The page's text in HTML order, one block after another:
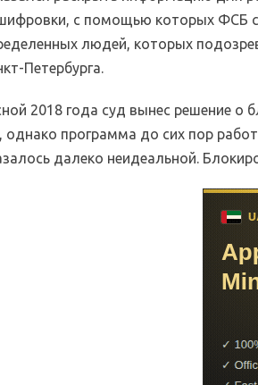
с помощью которых ФСБ
людей, которых
Петербурга.
2018 года суд вынес решение о
однако программа до сих пор
далеко неидеальной.